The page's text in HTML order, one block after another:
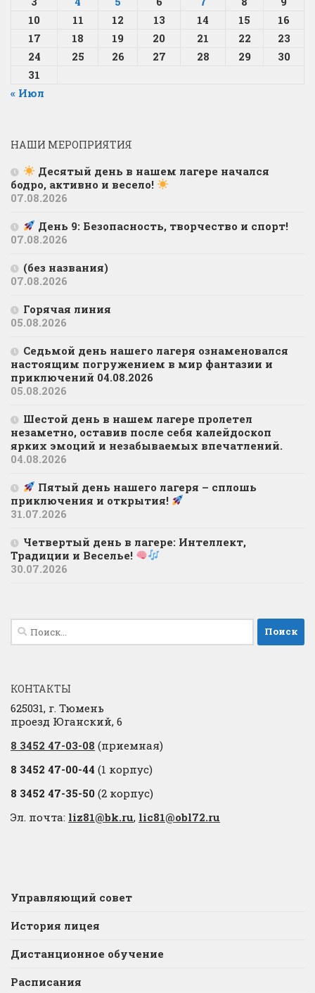
10
11 12 13 14 15
16
17
18 19 20 21 22
23
24
25 26 27 28 29
30
31
« Июл
НАШИ МЕРОПРИЯТИЯ
Десятый день в нашем лагере начался
бодро, активно и весело!
07.08.2026
День 9: Безопасность, творчество и спорт!
07.08.2026
(без названия)
07.08.2026
Горячая линия
05.08.2026
Седьмой день нашего лагеря ознаменовался
настоящим погружением в мир фантазии и
приключений 04.08.2026
05.08.2026
Шестой день в нашем лагере пролетел
незаметно, оставив после себя калейдоскоп
ярких эмоций и незабываемых впечатлений.
04.08.2026
Пятый день нашего лагеря – сплошь
приключения и открытия!
31.07.2026
Четвертый день в лагере: Интеллект,
Традиции и Веселье!
30.07.2026
Найти:
КОНТАКТЫ
625031, г. Тюмень
проезд Юганский, 6
8 3452 47-03-08 (приемная)
8 3452 47-00-44 (1 корпус)
8 3452 47-35-50 (2 корпус)
Эл. почта: liz81@bk.ru, lic81@obl72.ru
Управляющий совет
История лицея
Дистанционное обучение
Расписания